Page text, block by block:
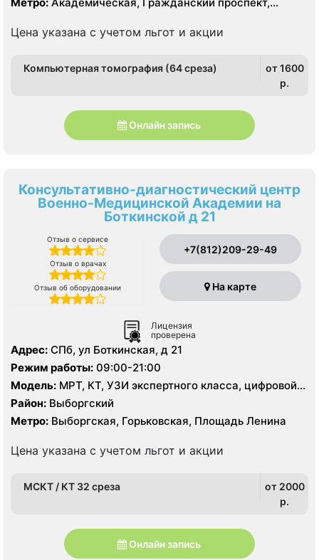
Цена указана с учетом льгот и акции
Компьютерная томография (64 среза)
от 1600
p.
Онлайн запись
Консультативно-диагностический центр
Военно-Медицинской Академии на
Боткинской д 21
Отзыв о сервисе
Отзыв о врачах
Отзыв об оборудовании
+7(812)209-29-49
На карте
Лицензия
проверена
Адрес: СПб, ул Боткинская, д 21
Режим работы: 09:00-21:00
Модель: МРТ, КТ, УЗИ экспертного класса, цифровой
рентген
Район: Выборгский
Метро: Выборгская, Горьковская, Площадь Ленина
Цена указана с учетом льгот и акции
МСКТ / КТ 32 среза
от 2000
p.
Онлайн запись